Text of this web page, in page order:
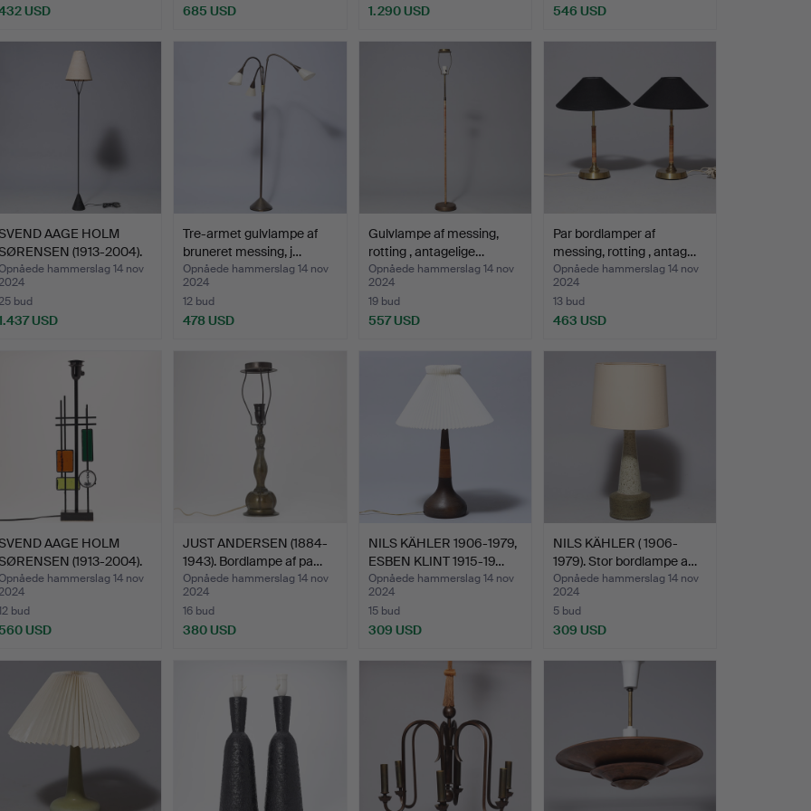
USD 685 USD 1.290 USD 546 USD
AAGE HOLM
(1913-2004).
hammerslag 14 nov
bud
USD
Tre-armet gulvlampe af
bruneret messing, j…
Opnåede hammerslag 14 nov
2024
12 bud
478 USD
Gulvlampe af messing,
rotting , antagelige…
Opnåede hammerslag 14 nov
2024
19 bud
557 USD
Par bordlamper af
messing, rotting , antag…
Opnåede hammerslag 14 nov
2024
13 bud
463 USD
AAGE HOLM
(1913-2004).
hammerslag 14 nov
bud
USD
JUST ANDERSEN (1884-
1943). Bordlampe af pa…
Opnåede hammerslag 14 nov
2024
16 bud
380 USD
NILS KÄHLER 1906-1979,
ESBEN KLINT 1915-19…
Opnåede hammerslag 14 nov
2024
15 bud
309 USD
NILS KÄHLER ( 1906-
1979). Stor bordlampe a…
Opnåede hammerslag 14 nov
2024
5 bud
309 USD